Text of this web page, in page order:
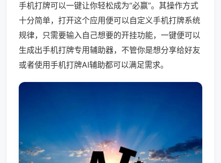
手机打牌可以一键让你轻松成为“必赢”。其操作方式
十分简单，打开这个应用便可以自定义手机打牌系统
规律，只需要输入自己想要的开挂功能，一键便可以
生成出手机打牌专用辅助器，不管你是想分享给好友
或者使用手机打牌AI辅助都可以满足需求。